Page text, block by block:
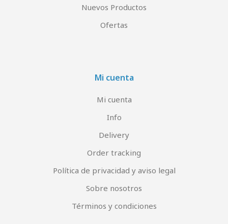
Nuevos Productos
Ofertas
Mi cuenta
Mi cuenta
Info
Delivery
Order tracking
Política de privacidad y aviso legal
Sobre nosotros
Términos y condiciones